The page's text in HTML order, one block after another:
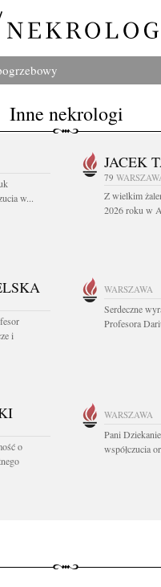
Inne nekrologi
w...
JACEK
79
Z wielkim
2026 roku w
i
WARSZAWA
Serdeczne
Profesora
o
WARSZAWA
Pani
współczucia